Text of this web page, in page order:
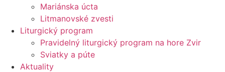
Mariánska úcta
Litmanovské zvesti
Liturgický program
Pravidelný liturgický program na hore Zvir
Sviatky a púte
Aktuality